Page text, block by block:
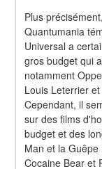
Plus
Quantumania
Universal a
gros budget qui
notamment
Louis Leterrier
Cependant, il
sur des films
budget et des
Man et la
Cocaine Bear et